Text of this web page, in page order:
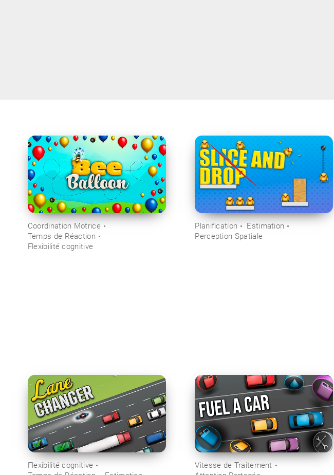
Coordination Motrice
Temps de Réaction
Flexibilité cognitive
Planification
Estimation
Perception Spatiale
Flexibilité cognitive
Vitesse de Traitement